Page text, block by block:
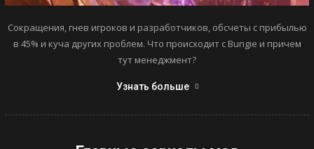
Сокращения, гнев игроков и разработчиков, обсчеты с прибылью
в 45% и куча других проблем. Что происходит с Bungie и причем
тут менеджмент?
Узнать больше